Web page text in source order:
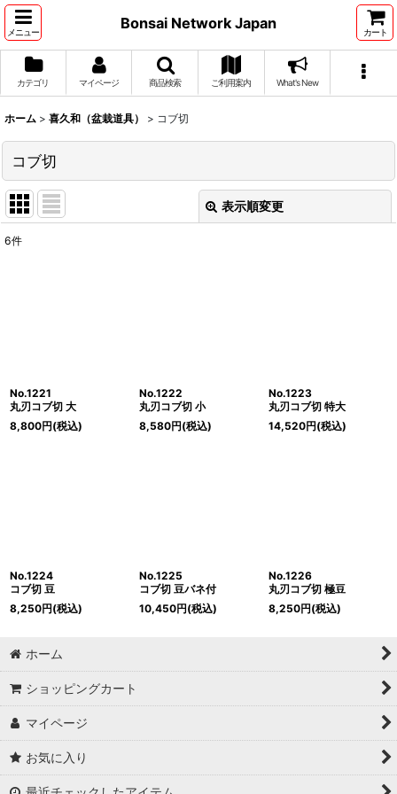
メニュー
Bonsai Network Japan
カート
カテゴリ マイページ 商品検索 ご利用案内 What's New
ホーム > 喜久和（盆栽道具） > コブ切
コブ切
表示順変更
6件
No.1221
丸刃コブ切 大
8,800円(税込)
No.1222
丸刃コブ切 小
8,580円(税込)
No.1223
丸刃コブ切 特大
14,520円(税込)
No.1224
コブ切 豆
8,250円(税込)
No.1225
コブ切 豆バネ付
10,450円(税込)
No.1226
丸刃コブ切 極豆
8,250円(税込)
ホーム
ショッピングカート
マイページ
お気に入り